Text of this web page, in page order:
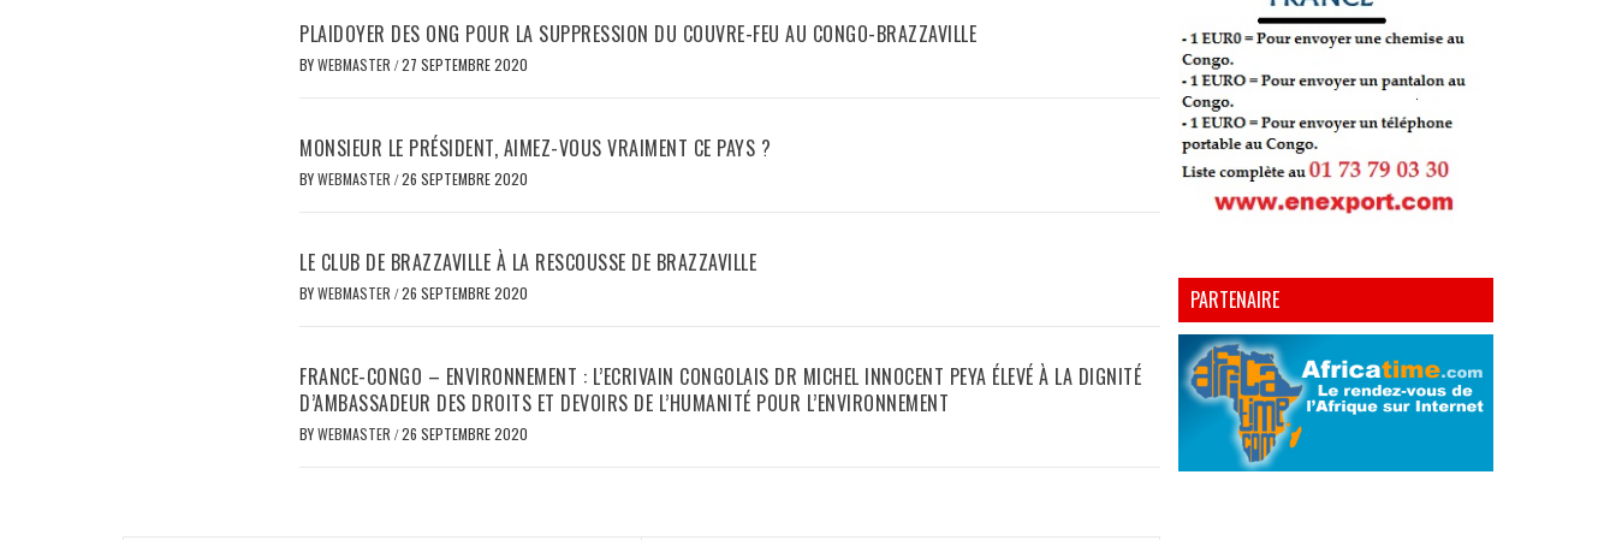
PLAIDOYER DES ONG POUR LA SUPPRESSION DU COUVRE-FEU AU CONGO-BRAZZAVILLE
BYWEBMASTER /27 SEPTEMBRE 2020
MONSIEUR LE PRÉSIDENT, AIMEZ-VOUS VRAIMENT CE PAYS ?
BYWEBMASTER /26 SEPTEMBRE 2020
LE CLUB DE BRAZZAVILLE À LA RESCOUSSE DE BRAZZAVILLE
BYWEBMASTER /26 SEPTEMBRE 2020
FRANCE-CONGO – ENVIRONNEMENT : L’ECRIVAIN CONGOLAIS DR MICHEL INNOCENT PEYA ÉLEVÉ À LA DIGNITÉ
D’AMBASSADEUR DES DROITS ET DEVOIRS DE L’HUMANITÉ POUR L’ENVIRONNEMENT
BYWEBMASTER /26 SEPTEMBRE 2020
PARTENAIRE